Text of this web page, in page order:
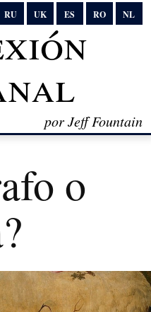
RU UK ES RO NL
por Jeff Fountain
o